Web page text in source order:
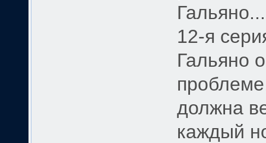
Гальяно...
12-я
Гальяно
должна
каждый